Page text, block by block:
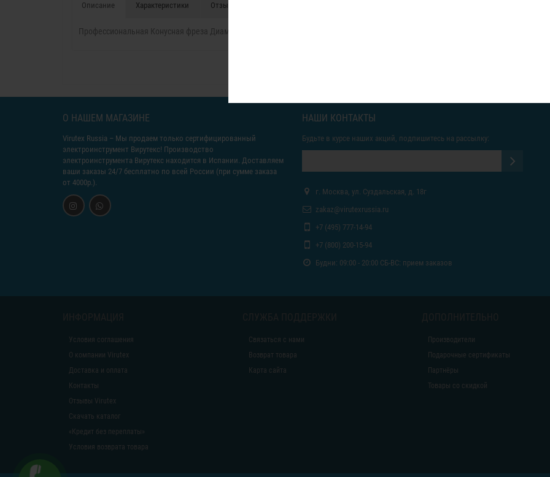
Описание Характеристики Отзывы (0)
Профессиональная Конусная фреза Диаметр 22 мм.
О НАШЕМ МАГАЗИНЕ
Virutex Russia – Мы продаем только сертифицированный
электроинструмент Вирутекс! Производство
электроинструмента Вирутекс находится в Испании. Доставляем
ваши заказы 24/7 бесплатно по всей России (при сумме заказа
от 4000р.).
НАШИ КОНТАКТЫ
Будьте в курсе наших акций, подпишитесь на рассылку:
г. Москва, ул. Суздальская, д. 18г
zakaz@virutexrussia.ru
+7 (495) 777-14-94
+7 (800) 200-15-94
Будни: 09:00 - 20:00 СБ-ВС: прием заказов
Условия соглашения
О компании Virutex
Доставка и оплата
Контакты
Отзывы Virutex
Скачать каталог
«Кредит без переплаты»
Условия возврата товара
Связаться с нами
Возврат товара
Карта сайта
Производители
Подарочные сертификаты
Партнёры
Товары со скидкой